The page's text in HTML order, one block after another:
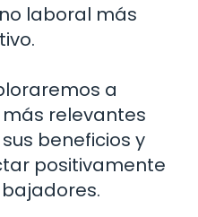
laboral más
a
relevantes
beneficios y
positivamente